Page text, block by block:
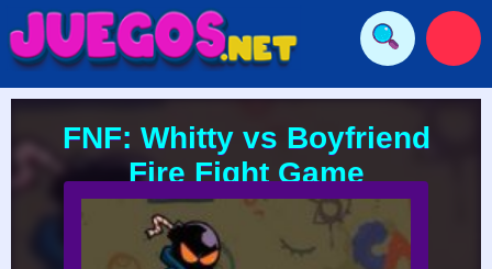
FNF: Whitty vs Boyfriend
Fire Fight Game